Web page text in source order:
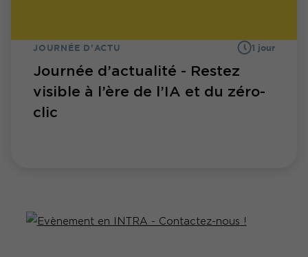
JOURNÉE D'ACTU 1 jour
Journée d’actualité - Restez
visible à l’ère de l’IA et du zéro-
clic